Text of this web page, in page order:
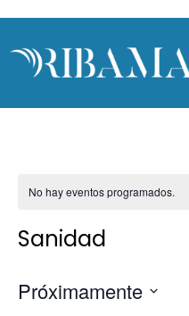
No hay eventos programados.
Sanidad
Próximamente